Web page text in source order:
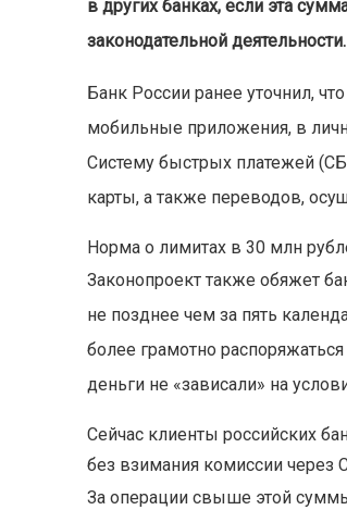
в других банках, если эта
законодательной деятельности.
Банк России ранее уточнил,
мобильные приложения, в
Систему быстрых платежей
карты, а также переводов,
Норма о лимитах в 30 млн
Законопроект также обяжет
не позднее чем за пять
более грамотно
деньги не «зависали» на
Сейчас клиенты российских
без взимания комиссии через
За операции свыше этой